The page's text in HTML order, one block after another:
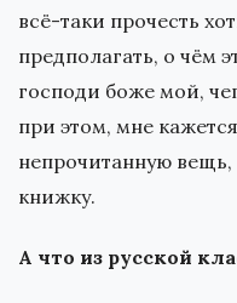
всё-таки прочесть
предполагать, о чём
господи боже мой,
при этом, мне
непрочитанную
книжку.
А что из русской